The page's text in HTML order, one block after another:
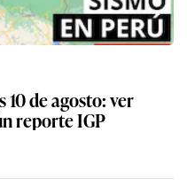
10 de agosto: ver
reporte IGP